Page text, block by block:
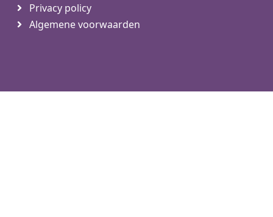
Privacy policy
Algemene voorwaarden